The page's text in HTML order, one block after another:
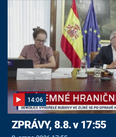
14:06
ZPRÁVY, 8.8. v 17:55